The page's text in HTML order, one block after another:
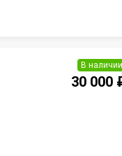
В наличии
30 000